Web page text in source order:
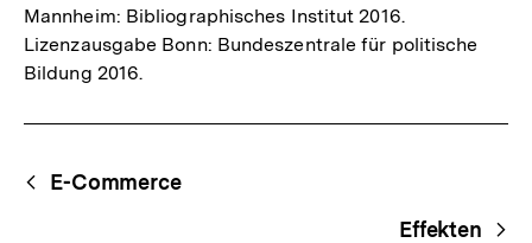
Mannheim: Bibliographisches Institut 2016.
Lizenzausgabe Bonn: Bundeszentrale für politische
Bildung 2016.
Begriffsnavigation
Content-
Navigation
E-Commerce
Effekten